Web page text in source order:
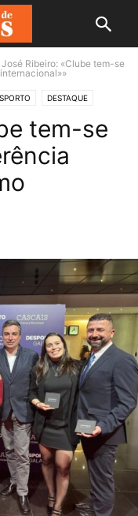
José Ribeiro: «Clube tem-se
DESTAQUE
tem-se